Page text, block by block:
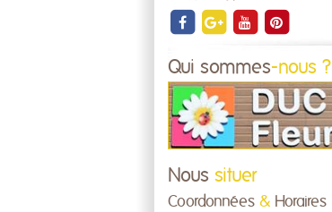
Qui sommes-nous ?
Nous situer
Coordonnées & Horaires